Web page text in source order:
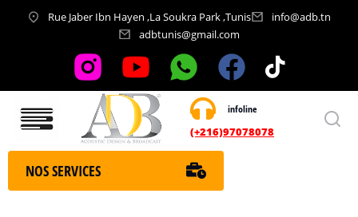
Rue Jaber Ibn Hayen ,La Soukra Park ,Tunis
info@adb.tn
adbtunis@gmail.com
infoline
(+216)97078078
Nos services
NOS SERVICES